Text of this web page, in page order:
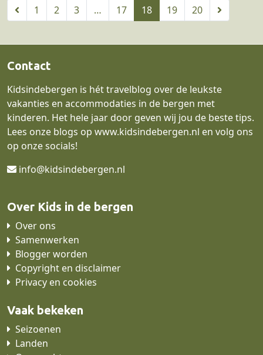
1 2 3 … 17 18 19 20
Contact
Kidsindebergen is hét travelblog over de leukste
vakanties en accommodaties in de bergen met
kinderen. Het hele jaar door geven wij jou de beste tips.
Lees onze blogs op www.kidsindebergen.nl en volg ons
op onze socials!
info@kidsindebergen.nl
Over Kids in de bergen
Over ons
Samenwerken
Blogger worden
Copyright en disclaimer
Privacy en cookies
Vaak bekeken
Seizoenen
Landen